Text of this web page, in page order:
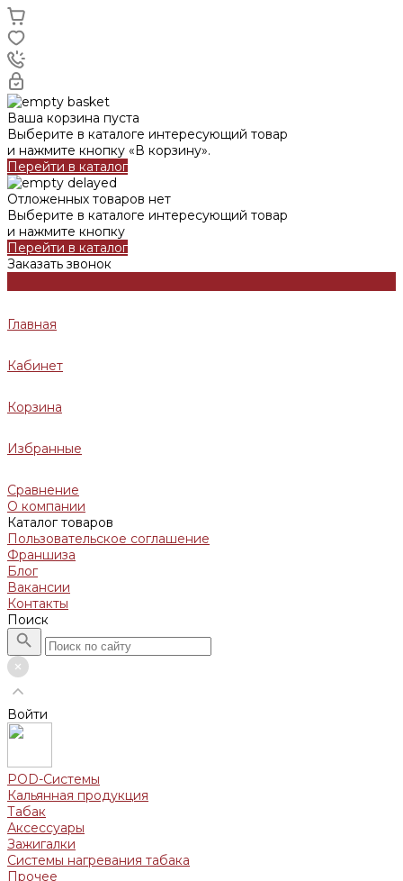
Ваша корзина пуста
Выберите в каталоге интересующий товар
и нажмите кнопку «В корзину».
Перейти в каталог
Отложенных товаров нет
Выберите в каталоге интересующий товар
и нажмите кнопку
Перейти в каталог
Заказать звонок
Главная
Кабинет
Корзина
Избранные
Сравнение
О компании
Каталог товаров
Пользовательское соглашение
Франшиза
Блог
Вакансии
Контакты
Поиск
Войти
POD-Системы
Кальянная продукция
Табак
Аксессуары
Зажигалки
Системы нагревания табака
Прочее